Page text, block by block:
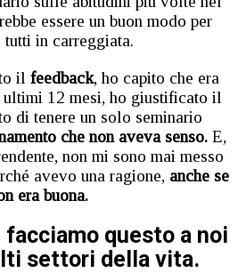
essere un buon modo per
tutti in carreggiata.
il feedback, ho capito che era
12 mesi, ho giustificato il
di tenere un solo seminario
che non aveva senso.E,
non mi sono mai messo
avevo una ragione, anche se
era buona.
facciamo questo a noi
settori della vita.